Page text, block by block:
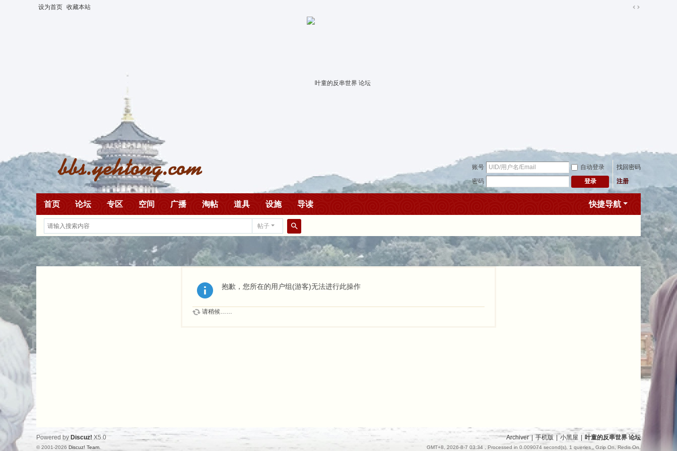
设为首页 收藏本站
账号 自动登录
找回密码
密码
登录 注册
快捷导航
首页 论坛 专区 空间 广播 淘帖 道具 设施 导读
帖子
搜
索
抱歉，您所在的用户组(游客)无法进行此操作
请稍候……
Archiver | 手机版 小黑屋 叶童的反串世界 论坛
GMT+8, 2026-8-7 03:34 , Processed in 0.009074 second(s), 1 queries , Gzip On, Redis On.
Powered by Discuz! X5.0
© 2001-2026 Discuz! Team